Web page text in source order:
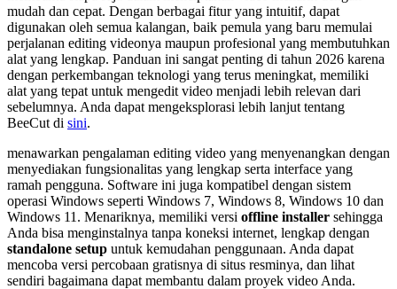
mudah dan cepat. Dengan berbagai fitur yang intuitif, dapat
digunakan oleh semua kalangan, baik pemula yang baru memulai
perjalanan editing videonya maupun profesional yang membutuhkan
alat yang lengkap. Panduan ini sangat penting di tahun 2026 karena
dengan perkembangan teknologi yang terus meningkat, memiliki
alat yang tepat untuk mengedit video menjadi lebih relevan dari
sebelumnya. Anda dapat mengeksplorasi lebih lanjut tentang
BeeCut di sini.
menawarkan pengalaman editing video yang menyenangkan dengan
menyediakan fungsionalitas yang lengkap serta interface yang
ramah pengguna. Software ini juga kompatibel dengan sistem
operasi Windows seperti Windows 7, Windows 8, Windows 10 dan
Windows 11. Menariknya, memiliki versi offline installer sehingga
Anda bisa menginstalnya tanpa koneksi internet, lengkap dengan
standalone setup untuk kemudahan penggunaan. Anda dapat
mencoba versi percobaan gratisnya di situs resminya, dan lihat
sendiri bagaimana dapat membantu dalam proyek video Anda.